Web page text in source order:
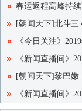
春运返程高峰持
[朝闻天下]北斗三
《今日关注》
《新闻直播间》
[朝闻天下]黎巴嫩
《新闻直播间》